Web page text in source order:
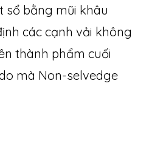
sổ bằng mũi khâu
các cạnh vải không
thành phẩm cuối
mà Non-selvedge